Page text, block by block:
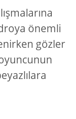
önemli
gözler